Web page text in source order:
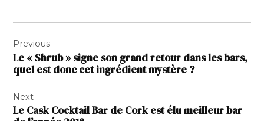
de
l’article
Previous
Le « Shrub » signe son grand retour dans les bars,
quel est donc cet ingrédient mystère ?
Next
Le Cask Cocktail Bar de Cork est élu meilleur bar